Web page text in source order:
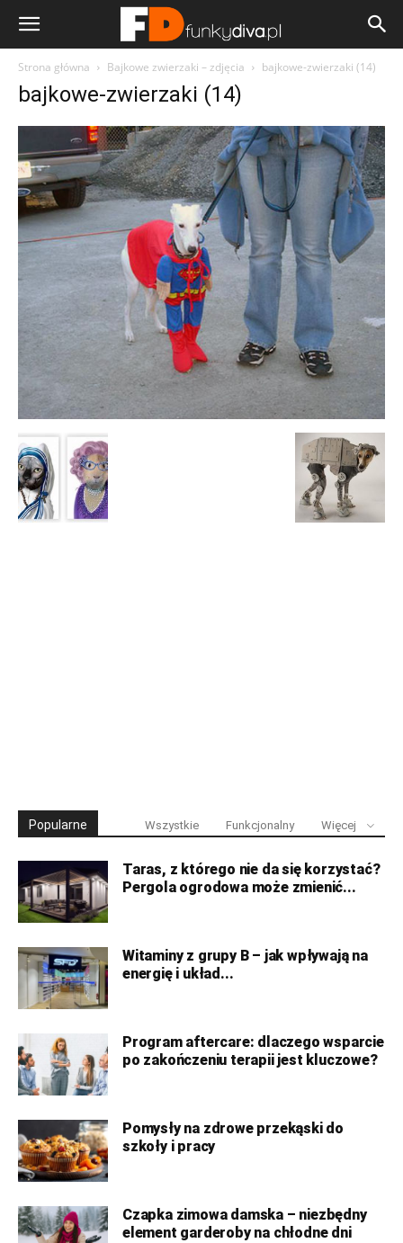
Strona główna Bajkowe zwierzaki – zdjęcia bajkowe-zwierzaki (14)
bajkowe-zwierzaki (14)
Popularne Wszystkie Funkcjonalny Więcej
Taras, z którego nie da się korzystać?
Pergola ogrodowa może zmienić...
Witaminy z grupy B – jak wpływają na
energię i układ...
Program aftercare: dlaczego wsparcie
po zakończeniu terapii jest kluczowe?
Pomysły na zdrowe przekąski do
szkoły i pracy
Czapka zimowa damska – niezbędny
element garderoby na chłodne dni